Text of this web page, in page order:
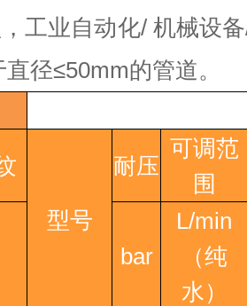
工业自动化/ 机械设备
直径≤50mm的管道。
型号
耐压
可调范
围
bar
L/min
（纯
水）